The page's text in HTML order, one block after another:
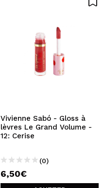
Vivienne Sabó - Gloss à
lèvres Le Grand Volume -
12: Cerise
(0)
6,50€